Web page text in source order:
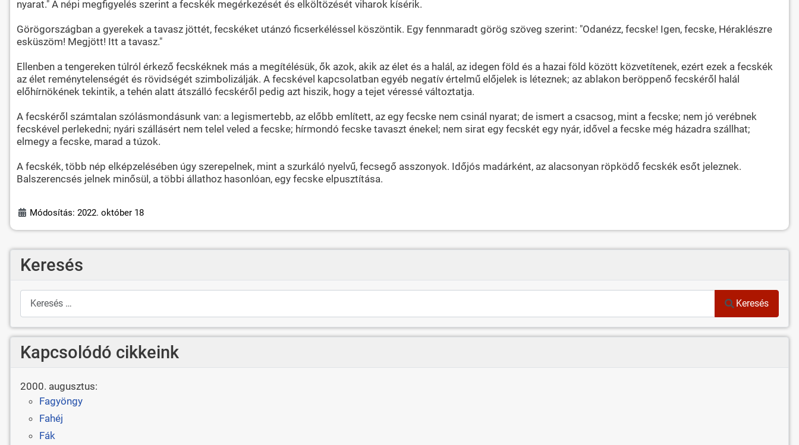
nyarat." A népi megfigyelés szerint a fecskék megérkezését és elköltözését viharok kísérik.
Görögországban a gyerekek a tavasz jöttét, fecskéket utánzó ficserkéléssel köszöntik. Egy fennmaradt görög szöveg szerint: "Odanézz, fecske! Igen, fecske, Héraklészre
esküszöm! Megjött! Itt a tavasz."
Ellenben a tengereken túlról érkező fecskéknek más a megítélésük, ők azok, akik az élet és a halál, az idegen föld és a hazai föld között közvetítenek, ezért ezek a fecskék
az élet reménytelenségét és rövidségét szimbolizálják. A fecskével kapcsolatban egyéb negatív értelmű előjelek is léteznek; az ablakon beröppenő fecskéről halál
előhírnökének tekintik, a tehén alatt átszálló fecskéről pedig azt hiszik, hogy a tejet véressé változtatja.
A fecskéről számtalan szólásmondásunk van: a legismertebb, az előbb említett, az egy fecske nem csinál nyarat; de ismert a csacsog, mint a fecske; nem jó verébnek
fecskével perlekedni; nyári szállásért nem telel veled a fecske; hírmondó fecske tavaszt énekel; nem sirat egy fecskét egy nyár, idővel a fecske még házadra szállhat;
elmegy a fecske, marad a túzok.
A fecskék, több nép elképzelésében úgy szerepelnek, mint a szurkáló nyelvű, fecsegő asszonyok. Időjós madárként, az alacsonyan röpködő fecskék esőt jeleznek.
Balszerencsés jelnek minősül, a többi állathoz hasonlóan, egy fecske elpusztítása.
Módosítás: 2022. október 18
Keresés
Keresés
Keresés
Kapcsolódó cikkeink
2000. augusztus:
Fagyöngy
Fahéj
Fák